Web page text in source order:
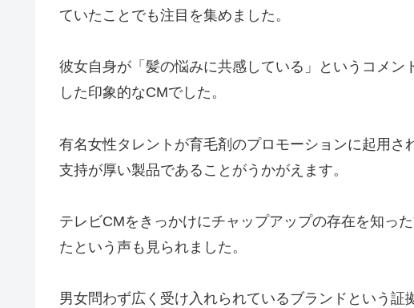
ていたことでも注目を集めました。
彼女自身が「髪の悩みに共感している」というコメ
した印象的なCMでした。
有名女性タレントが育毛剤のプロモーションに起用
支持が厚い製品であることがうかがえます。
テレビCMをきっかけにチャップアップの存在を知っ
たという声も見られました。
男女問わず広く受け入れられているブランドという証